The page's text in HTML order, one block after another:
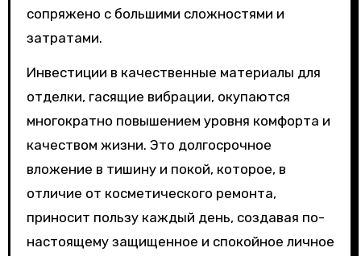
сопряжено с большими сложностями и
затратами.
Инвестиции в качественные материалы для
отделки, гасящие вибрации, окупаются
многократно повышением уровня комфорта и
качеством жизни. Это долгосрочное
вложение в тишину и покой, которое, в
отличие от косметического ремонта,
приносит пользу каждый день, создавая по-
настоящему защищенное и спокойное личное